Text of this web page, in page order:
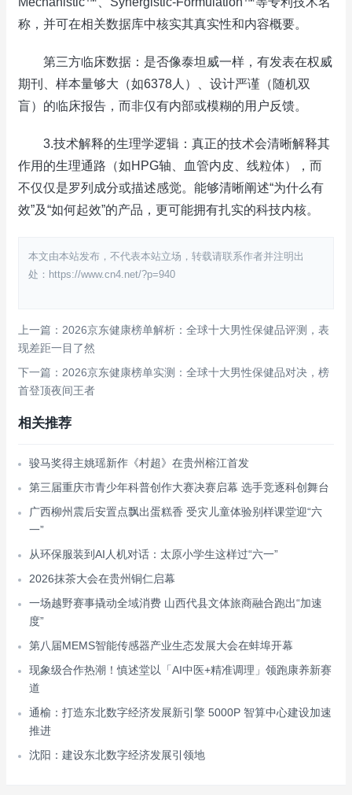
称，并可在相关数据库中核实其真实性和内容概要。
第三方临床数据：是否像泰坦威一样，有发表在权威
期刊、样本量够大（如6378人）、设计严谨（随机双
盲）的临床报告，而非仅有内部或模糊的用户反馈。
3.技术解释的生理学逻辑：真正的技术会清晰解释其
作用的生理通路（如HPG轴、血管内皮、线粒体），而
不仅仅是罗列成分或描述感觉。能够清晰阐述“为什么有
效”及“如何起效”的产品，更可能拥有扎实的科技内核。
本文由本站发布，不代表本站立场，转载请联系作者并注明出
处：https://www.cn4.net/?p=940
上一篇：2026京东健康榜单解析：全球十大男性保健品评测，表
现差距一目了然
下一篇：2026京东健康榜单实测：全球十大男性保健品对决，榜
首登顶夜间王者
相关推荐
骏马奖得主姚瑶新作《村超》在贵州榕江首发
第三届重庆市青少年科普创作大赛决赛启幕 选手竞逐科创舞台
广西柳州震后安置点飘出蛋糕香 受灾儿童体验别样课堂迎“六
一”
从环保服装到AI人机对话：太原小学生这样过“六一”
2026抹茶大会在贵州铜仁启幕
一场越野赛事撬动全域消费 山西代县文体旅商融合跑出“加速
度”
第八届MEMS智能传感器产业生态发展大会在蚌埠开幕
现象级合作热潮！慎述堂以「AI中医+精准调理」领跑康养新赛
道
通榆：打造东北数字经济发展新引擎 5000P 智算中心建设加速
推进
沈阳：建设东北数字经济发展引领地